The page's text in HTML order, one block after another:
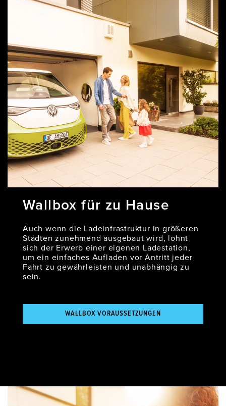
Wallbox für zu Hause
Auch wenn die Ladeinfrastruktur in größeren
Städten zunehmend ausgebaut wird, lohnt
sich der Erwerb einer eigenen Ladestation,
um ein einfaches Aufladen vor Antritt jeder
Fahrt zu gewährleisten und unabhängig zu
sein.
WALLBOX VORAUSSETZUNGEN